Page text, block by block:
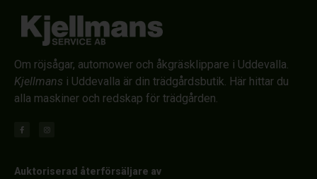
Om röjsågar, automower och åkgräsklippare i Uddevalla.
Kjellmans i Uddevalla är din trädgårdsbutik. Här hittar du
alla maskiner och redskap för trädgården.
Auktoriserad återförsäljare av